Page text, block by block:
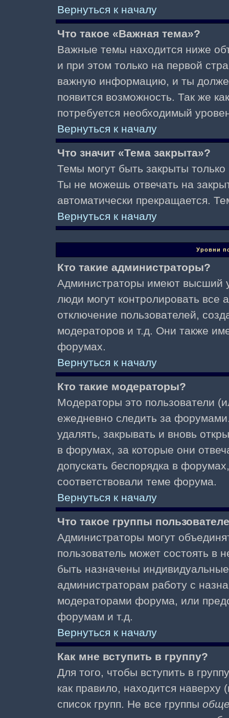
Вернуться к началу
Что такое «Важная тема»?
Важные темы находится ниже
и при этом только на первой
важную информацию, и ты
появится возможность. Так же
потребуется необходимый
Вернуться к началу
Что значит «Тема закрыта»?
Темы могут быть закрыты
Ты не можешь отвечать на
автоматически прекращается.
Вернуться к началу
Уровни
Кто такие администраторы?
Администраторы имеют высший
люди могут контролировать все
отключение пользователей,
модераторов и т.д. Они также
форумах.
Вернуться к началу
Кто такие модераторы?
Модераторы это пользователи
ежедневно следить за
удалять, закрывать и вновь
в форумах, за которые они
допускать беспорядка в
соответствовали теме форума.
Вернуться к началу
Что такое группы
Администраторы могут
пользователь может состоять в
быть назначены
администраторам работу с
модераторами форума, или
форумам и т.д.
Вернуться к началу
Как мне вступить в группу?
Для того, чтобы вступить в
как правило, находится
список групп. Не все группы